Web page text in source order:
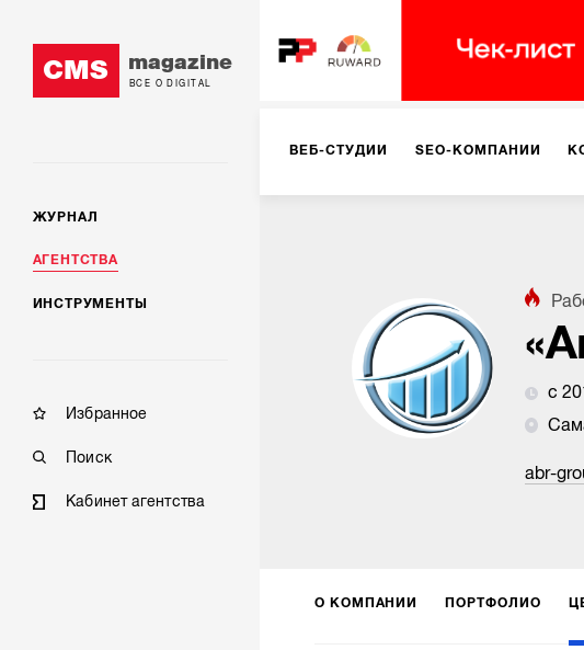
CMS magazine
ВСЕ О DIGITAL
ЖУРНАЛ
АГЕНТСТВА
ИНСТРУМЕНТЫ
Избранное
Поиск
Кабинет агентства
ВЕБ-СТУДИИ SEO-КОМПАНИИ
РЕКЛАМА НА ИНТЕРНЕТ-ПЛОЩАДКАХ
КОНСАЛТИНГ VR/AR
с
abr-
О КОМПАНИИ ПОРТФОЛИО